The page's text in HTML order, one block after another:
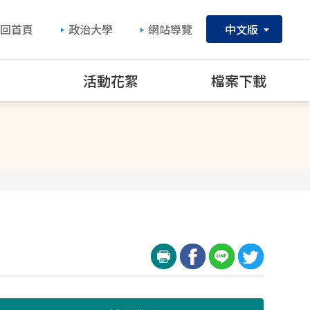
回首頁 政治大學 網站導覽 中文版
活動花絮 檔案下載